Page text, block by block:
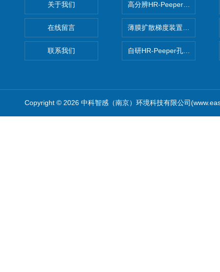
关于我们
在线留言
联系我们
高分辨HR-Peeper采样器孔隙
薄膜扩散梯度装置 Agl DGT
自研HR-Peeper孔隙水采样器
Copyright © 2026 中科智感（南京）环境科技有限公司